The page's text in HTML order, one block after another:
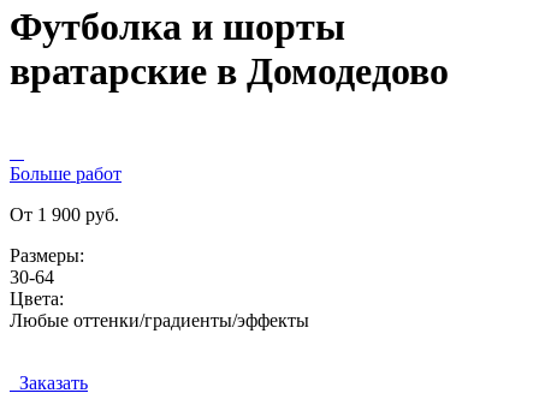
Футболка и шорты
вратарские в Домодедово
Больше работ
От 1 900 руб.
Размеры:
30-64
Цвета:
Любые оттенки/градиенты/эффекты
Заказать